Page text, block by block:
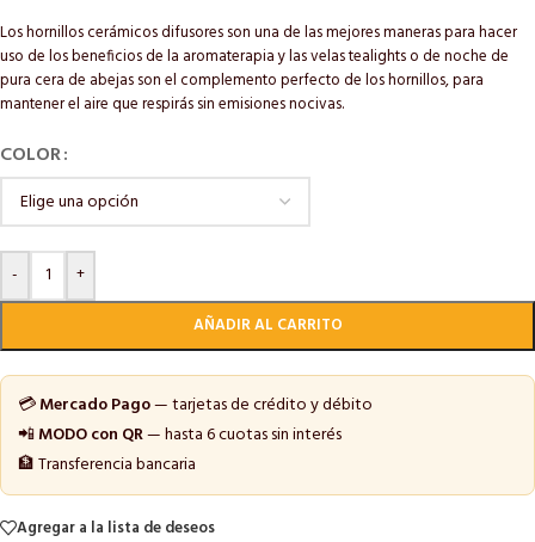
Los hornillos cerámicos difusores son una de las mejores maneras para hacer
uso de los beneficios de la aromaterapia y las velas tealights o de noche de
pura cera de abejas son el complemento perfecto de los hornillos, para
mantener el aire que respirás sin emisiones nocivas.
COLOR
-
+
AÑADIR AL CARRITO
💳Mercado Pago— tarjetas de crédito y débito
📲MODO con QR— hasta 6 cuotas sin interés
🏦 Transferencia bancaria
Agregar a la lista de deseos